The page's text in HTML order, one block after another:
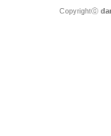
Copyrightⓒ